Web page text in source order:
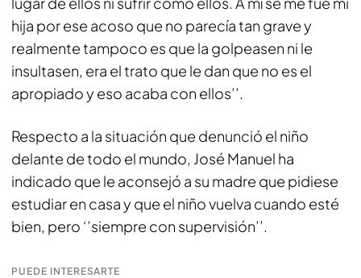
hija por ese acoso que no parecía tan grave y
realmente tampoco es que la golpeasen ni le
insultasen, era el trato que le dan que no es el
apropiado y eso acaba con ellos’’.
Respecto a la situación que denunció el niño
delante de todo el mundo, José Manuel ha
indicado que le aconsejó a su madre que pidiese
estudiar en casa y que el niño vuelva cuando esté
bien, pero ‘’siempre con supervisión’’.
PUEDE INTERESARTE